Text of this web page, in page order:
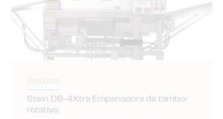
Producto
Stein DB-4Xtra Empanadora de tambor
rotativo